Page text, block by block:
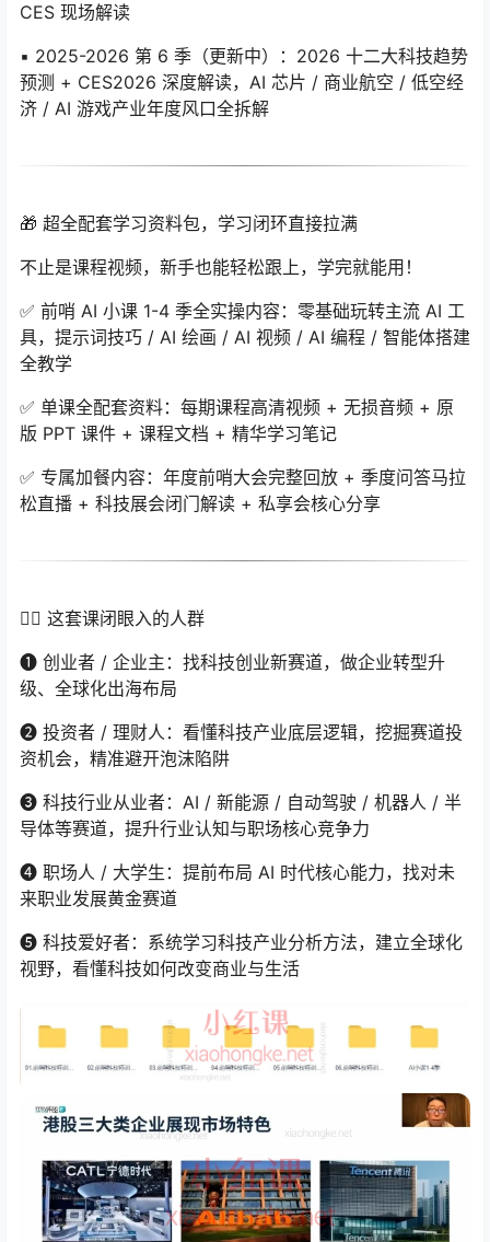
CES 现场解读
▪️ 2025-2026 第 6 季（更新中）：2026 十二大科技趋势
预测 + CES2026 深度解读，AI 芯片 / 商业航空 / 低空经
济 / AI 游戏产业年度风口全拆解
🎁 超全配套学习资料包，学习闭环直接拉满
不止是课程视频，新手也能轻松跟上，学完就能用！
✅ 前哨 AI 小课 1-4 季全实操内容：零基础玩转主流 AI 工
具，提示词技巧 / AI 绘画 / AI 视频 / AI 编程 / 智能体搭建
全教学
✅ 单课全配套资料：每期课程高清视频 + 无损音频 + 原
版 PPT 课件 + 课程文档 + 精华学习笔记
✅ 专属加餐内容：年度前哨大会完整回放 + 季度问答马拉
松直播 + 科技展会闭门解读 + 私享会核心分享
🙋‍♀️ 这套课闭眼入的人群
❶ 创业者 / 企业主：找科技创业新赛道，做企业转型升
级、全球化出海布局
❷ 投资者 / 理财人：看懂科技产业底层逻辑，挖掘赛道投
资机会，精准避开泡沫陷阱
❸ 科技行业从业者：AI / 新能源 / 自动驾驶 / 机器人 / 半
导体等赛道，提升行业认知与职场核心竞争力
❹ 职场人 / 大学生：提前布局 AI 时代核心能力，找对未
来职业发展黄金赛道
❺ 科技爱好者：系统学习科技产业分析方法，建立全球化
视野，看懂科技如何改变商业与生活